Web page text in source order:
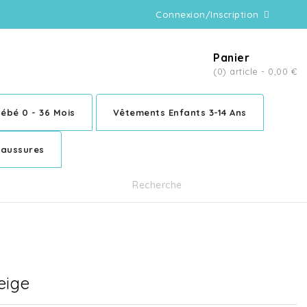
Connexion/Inscription
Panier
(0) article - 0,00 €
0 - 36 Mois Vêtements Enfants 3-14 Ans